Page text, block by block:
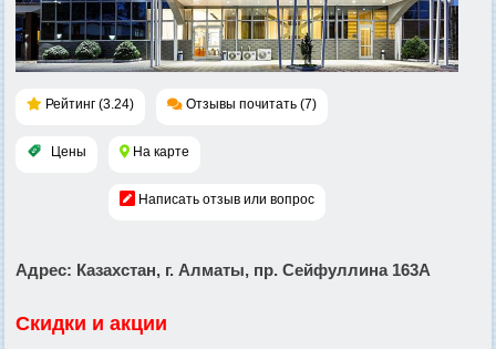
Рейтинг (3.24) Отзывы почитать (7)
Цены На карте
Написать отзыв или вопрос
Адрес: Казахстан, г. Алматы, пр. Cейфуллина 163А
Скидки и акции